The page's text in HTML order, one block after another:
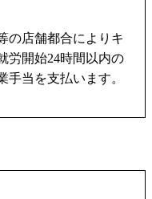
の店舗都合によりキ
労開始24時間以内の
手当を支払います。